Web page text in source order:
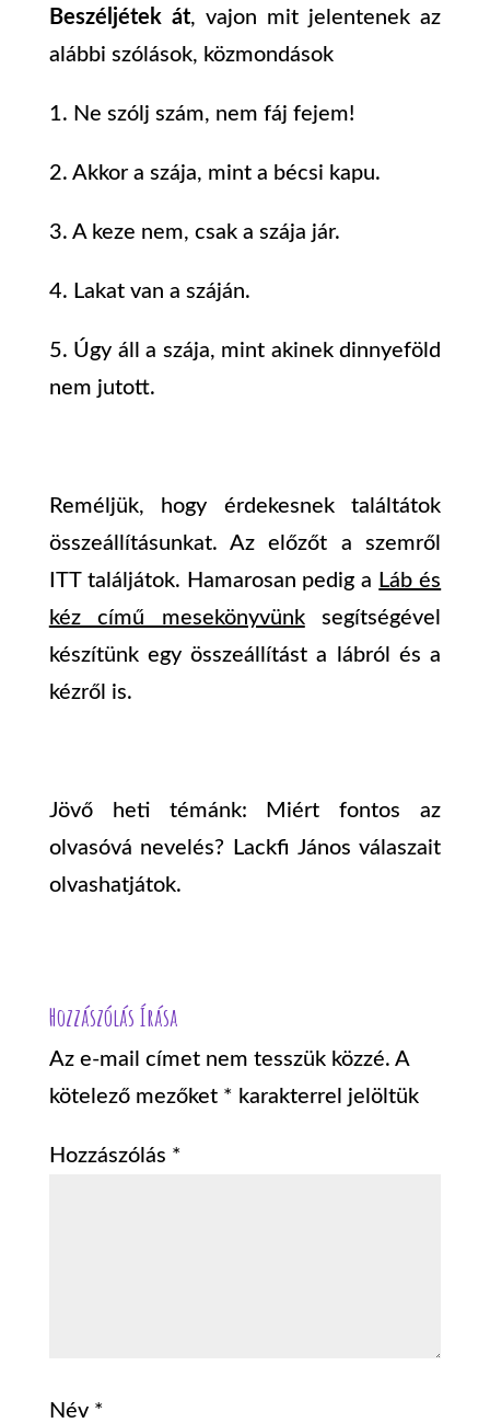
Beszéljétek át, vajon mit jelentenek az
alábbi szólások, közmondások
1. Ne szólj szám, nem fáj fejem!
2. Akkor a szája, mint a bécsi kapu.
3. A keze nem, csak a szája jár.
4. Lakat van a száján.
5. Úgy áll a szája, mint akinek dinnyeföld
nem jutott.
Reméljük, hogy érdekesnek találtátok
összeállításunkat. Az előzőt a szemről
ITTtaláljátok. Hamarosan pedig a Láb és
kéz című mesekönyvünksegítségével
készítünk egy összeállítást a lábról és a
kézről is.
Jövő heti témánk: Miért fontos az
olvasóvá nevelés? Lackfi János válaszait
olvashatjátok.
Hozzászólás Írása
Az e-mail címet nem tesszük közzé. A
kötelező mezőket * karakterrel jelöltük
Hozzászólás *
Név *